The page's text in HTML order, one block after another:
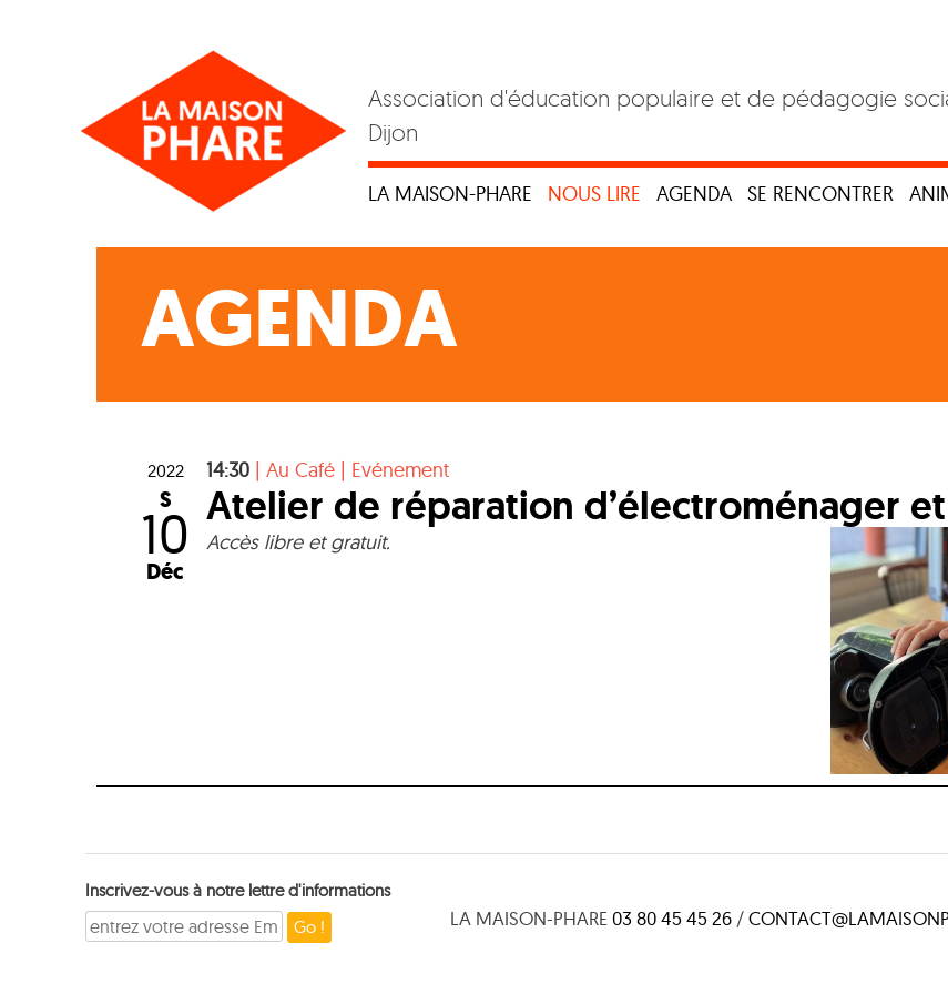
Association d'éducation populaire et de pédagogie
Dijon
LA MAISON-PHARE NOUS LIRE AGENDA SE RENCONTRER
AGENDA
2022
S
10
Déc
14:30 | Au Café | Evénement
Atelier de réparation d’électroménager
Accès libre et gratuit.
Inscrivez-vous à notre lettre d'informations
LA MAISON-PHARE03 80 45 45 26 /